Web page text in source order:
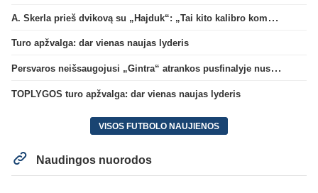
A. Skerla prieš dvikovą su „Hajduk“: „Tai kito kalibro komanda“
Turo apžvalga: dar vienas naujas lyderis
Persvaros neišsaugojusi „Gintra“ atrankos pusfinalyje nusileido Škotijos čempionėms
TOPLYGOS turo apžvalga: dar vienas naujas lyderis
VISOS FUTBOLO NAUJIENOS
Naudingos nuorodos